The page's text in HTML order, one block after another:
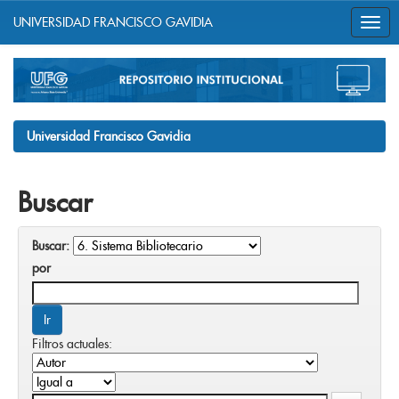
navigation
UNIVERSIDAD FRANCISCO GAVIDIA
Universidad Francisco Gavidia
Buscar
Buscar:
por
Filtros actuales: